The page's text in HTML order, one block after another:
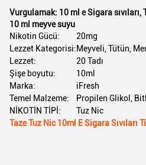
Vurgulamak: 10 ml e Sigara sıvıları,
10 ml meyve suyu
Nikotin Gücü:
20mg
Lezzet Kategorisi:Meyveli, Tütün,
Lezzet:
20 Tadı
Şişe boyutu:
10ml
Marka:
iFresh
Temel Malzeme:
Propilen Glikol,
NİKOTİN TİPİ:
Tuz Nic
Taze Tuz Nic 10ml E Sigara Sıvıları